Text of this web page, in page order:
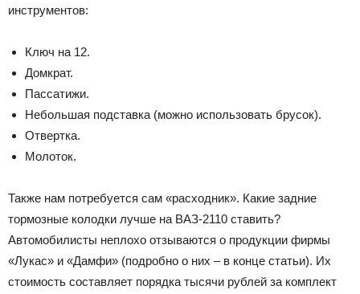
инструментов:
Ключ на 12.
Домкрат.
Пассатижи.
Небольшая подставка (можно использовать брусок).
Отвертка.
Молоток.
Также нам потребуется сам «расходник». Какие задние
тормозные колодки лучше на ВАЗ-2110 ставить?
Автомобилисты неплохо отзываются о продукции фирмы
«Лукас» и «Дамфи» (подробно о них – в конце статьи). Их
стоимость составляет порядка тысячи рублей за комплект